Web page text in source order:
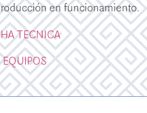
en funcionamiento.
TECNICA